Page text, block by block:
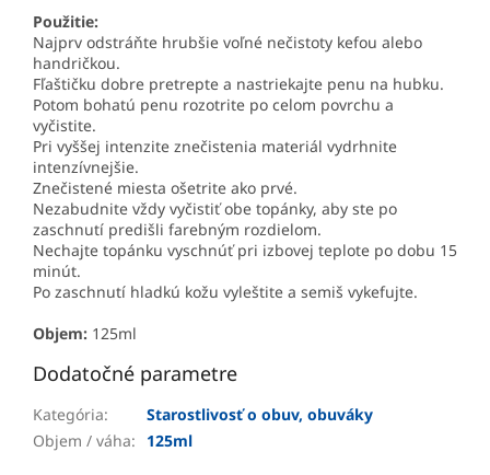
Použitie:
Najprv odstráňte hrubšie voľné nečistoty kefou alebo
handričkou.
Fľaštičku dobre pretrepte a nastriekajte penu na hubku.
Potom bohatú penu rozotrite po celom povrchu a
vyčistite.
Pri vyššej intenzite znečistenia materiál vydrhnite
intenzívnejšie.
Znečistené miesta ošetrite ako prvé.
Nezabudnite vždy vyčistiť obe topánky, aby ste po
zaschnutí predišli farebným rozdielom.
Nechajte topánku vyschnúť pri izbovej teplote po dobu 15
minút.
Po zaschnutí hladkú kožu vyleštite a semiš vykefujte.
Objem: 125ml
Dodatočné parametre
Kategória:
Starostlivosť o obuv, obuváky
Objem / váha: 125ml